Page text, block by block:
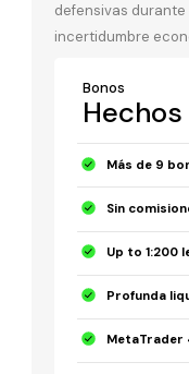
defensivas
incertidumbre
Bonos
Hechos
Más de 9
Sin
Up to 1:200
Profunda
MetaTrader